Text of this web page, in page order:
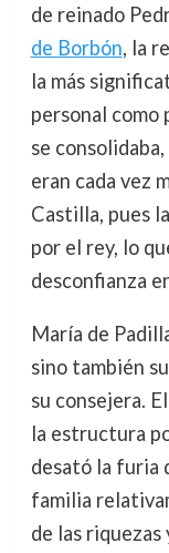
de reinado
de Borbón, la
la más
personal como
se
eran cada vez
Castilla, pues
por el rey, lo
desconfianza
María de
sino también
su consejera.
la estructura
desató la furia
familia
de las